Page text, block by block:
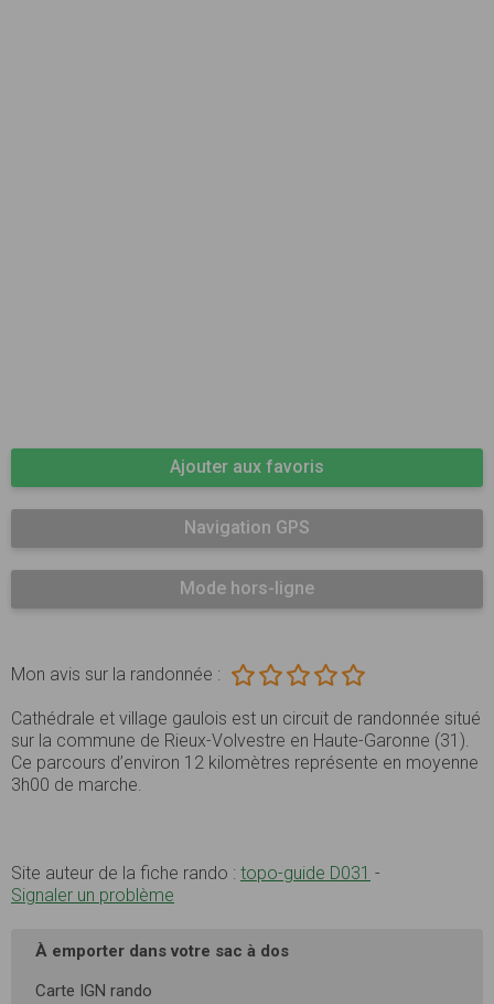
Ajouter aux favoris
Navigation GPS
Mode hors-ligne
Mon avis sur la randonnée :
Cathédrale et village gaulois est un circuit de randonnée situé
sur la commune de Rieux-Volvestre en Haute-Garonne (31).
Ce parcours d’environ 12 kilomètres représente en moyenne
3h00 de marche.
Site auteur de la fiche rando : topo-guide D031 -
Signaler un problème
À emporter dans votre sac à dos
Carte IGN rando